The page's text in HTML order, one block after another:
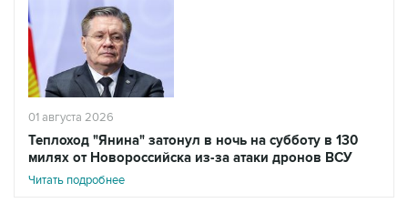
01 августа 2026
Теплоход "Янина" затонул в ночь на субботу в 130
милях от Новороссийска из-за атаки дронов ВСУ
Читать подробнее